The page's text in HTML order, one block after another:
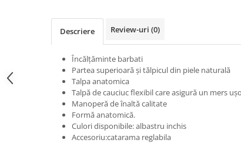
Descriere Review-uri (0)
Încălţăminte barbati
Partea superioară şi tălpicul din piele naturală
Talpa anatomica
Talpă de cauciuc flexibil care asigură un mers
Manoperă de înaltă calitate
Formă anatomică.
Culori disponibile: albastru inchis
Accesoriu:catarama reglabila